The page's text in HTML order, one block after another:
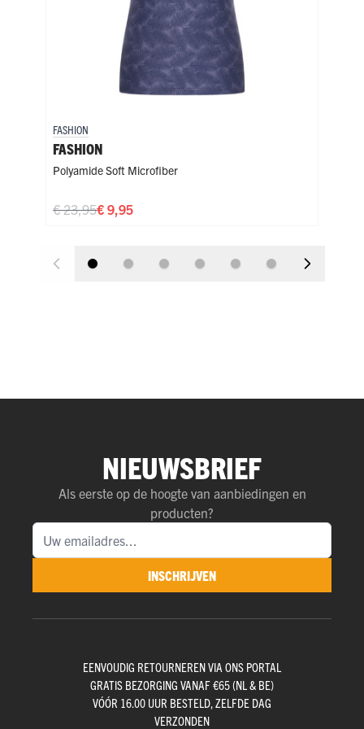
FASHION
FASHION
Polyamide Soft Microfiber
€ 9,95
€ 23,95
NIEUWSBRIEF
Als eerste op de hoogte van aanbiedingen en
producten?
INSCHRIJVEN
EENVOUDIG RETOURNEREN VIA ONS PORTAL
GRATIS BEZORGING VANAF €65 (NL & BE)
VÓÓR 16.00 UUR BESTELD, ZELFDE DAG
VERZONDEN